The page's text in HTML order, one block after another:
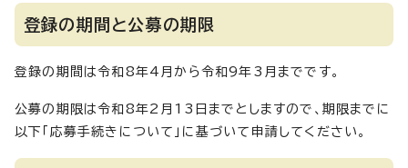
登録の期間と公募の期限
登録の期間は令和8年4月から令和9年3月までです。
公募の期限は令和8年2月13日までとしますので、期限までに
以下「応募手続きについて」に基づいて申請してください。